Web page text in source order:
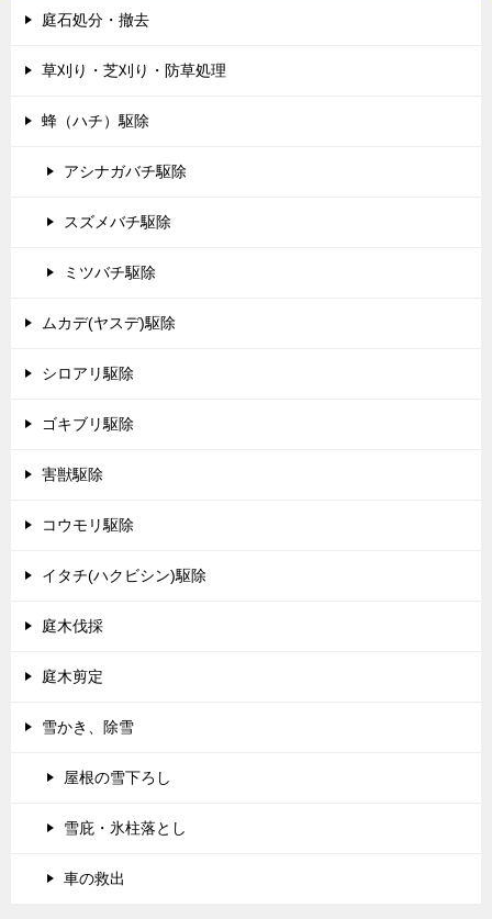
庭石処分・撤去
草刈り・芝刈り・防草処理
蜂（ハチ）駆除
アシナガバチ駆除
スズメバチ駆除
ミツバチ駆除
ムカデ(ヤスデ)駆除
シロアリ駆除
ゴキブリ駆除
害獣駆除
コウモリ駆除
イタチ(ハクビシン)駆除
庭木伐採
庭木剪定
雪かき、除雪
屋根の雪下ろし
雪庇・氷柱落とし
車の救出